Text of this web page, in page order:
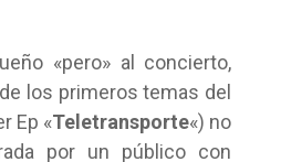
«pero» al concierto,
los primeros temas del
Ep «Teletransporte«) no
por un público con